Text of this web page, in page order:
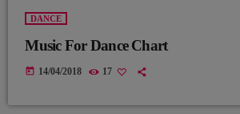
DANCE
Music For Dance Chart
today 14/04/2018 17